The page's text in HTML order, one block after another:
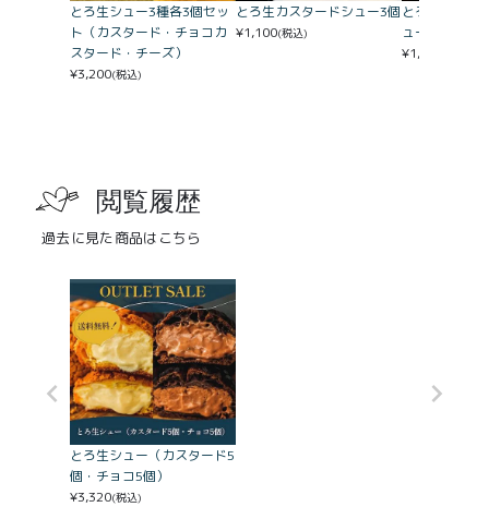
とろ生シュー3種各3個セッ
ト（カスタード・チョコカ
スタード・チーズ）
¥3,200(税込)
とろ生カスタードシュー3個
¥1,100(税込)
とろ生チョコ
ュー3個
¥1,100
閲覧履歴
過去に見た商品はこちら
とろ生シュー（カスタード5
個・チョコ5個）
¥3,320(税込)